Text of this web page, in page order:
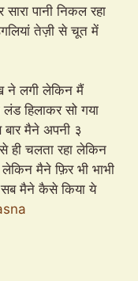
पानी निकल रहा
तेज़ी से चूत में
ने लगी लेकिन मैं
हिलाकर सो गया
बार मैने अपनी ३
ही चलता रहा लेकिन
मैने फ़िर भी भाभी
सब मैने कैसे किया ये